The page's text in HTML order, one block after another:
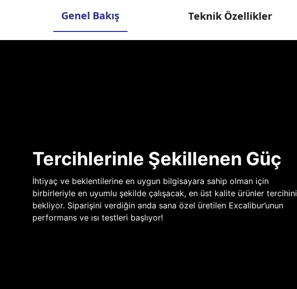
Genel Bakış Teknik Özellikler
Tercihlerinle Şekillenen Güç
İhtiyaç ve beklentilerine en uygun bilgisayara sahip olman için
birbirleriyle en uyumlu şekilde çalışacak, en üst kalite ürünler tercihini
bekliyor. Siparişini verdiğin anda sana özel üretilen Excalibur’unun
performans ve ısı testleri başlıyor!